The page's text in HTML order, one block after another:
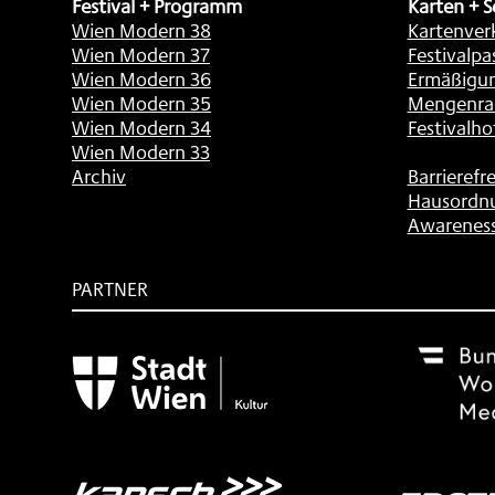
Wien Modern 38
Wien Modern 37
Wien Modern 36
Wien Modern 35
Wien Modern 34
Wien Modern 33
Archiv
PARTNER